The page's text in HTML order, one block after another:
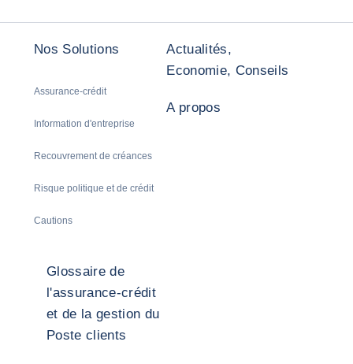
Nos Solutions
Assurance-crédit
Information d'entreprise
Recouvrement de créances
Risque politique et de crédit
Cautions
Actualités,
Economie, Conseils
A propos
Glossaire de
l'assurance-crédit
et de la gestion du
Poste clients